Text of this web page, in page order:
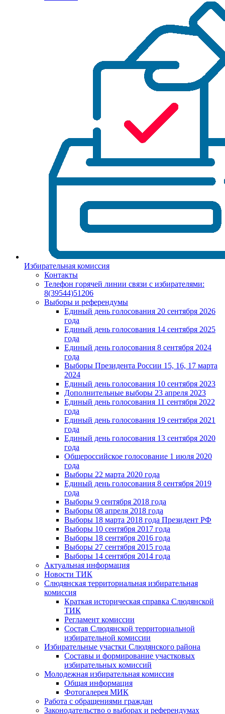
Избирательная комиссия
Контакты
Телефон горячей линии связи с избирателями:
8(39544)51206
Выборы и референдумы
Единый день голосования 20 сентября 2026
года
Единый день голосования 14 сентября 2025
года
Единый день голосования 8 сентября 2024
года
Выборы Президента России 15, 16, 17 марта
2024
Единый день голосования 10 сентября 2023
Дополнительные выборы 23 апреля 2023
Единый день голосования 11 сентября 2022
года
Единый день голосования 19 сентября 2021
года
Единый день голосования 13 сентября 2020
года
Общероссийское голосование 1 июля 2020
года
Выборы 22 марта 2020 года
Единый день голосования 8 сентября 2019
года
Выборы 9 сентября 2018 года
Выборы 08 апреля 2018 года
Выборы 18 марта 2018 года Президент РФ
Выборы 10 сентября 2017 года
Выборы 18 сентября 2016 года
Выборы 27 сентября 2015 года
Выборы 14 сентября 2014 года
Актуальная информация
Новости ТИК
Слюдянская территориальная избирательная
комиссия
Краткая историческая справка Слюдянской
ТИК
Регламент комиссии
Состав Слюдянской территориальной
избирательной комиссии
Избирательные участки Слюдянского района
Составы и формирование участковых
избирательных комиссий
Молодежная избирательная комиссия
Общая информация
Фотогалерея МИК
Работа с обращениями граждан
Законодательство о выборах и референдумах